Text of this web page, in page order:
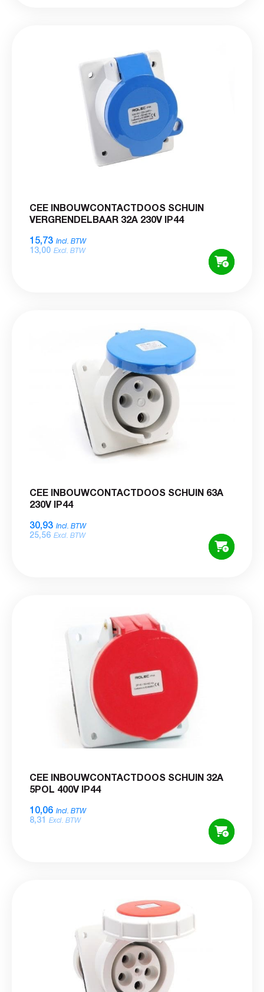
CEE INBOUWCONTACTDOOS SCHUIN
VERGRENDELBAAR 32A 230V IP44
15,73 Incl. BTW
13,00 Excl. BTW
CEE INBOUWCONTACTDOOS SCHUIN 63A
230V IP44
30,93 Incl. BTW
25,56 Excl. BTW
CEE INBOUWCONTACTDOOS SCHUIN 32A
5POL 400V IP44
10,06 Incl. BTW
8,31 Excl. BTW